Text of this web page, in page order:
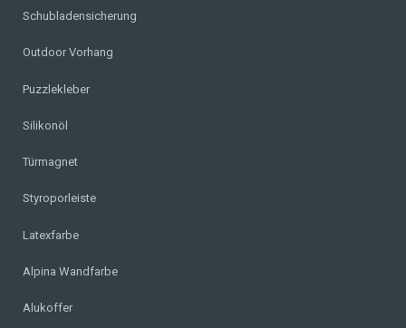
Schubladensicherung
Outdoor Vorhang
Puzzlekleber
Silikonöl
Türmagnet
Styroporleiste
Latexfarbe
Alpina Wandfarbe
Alukoffer